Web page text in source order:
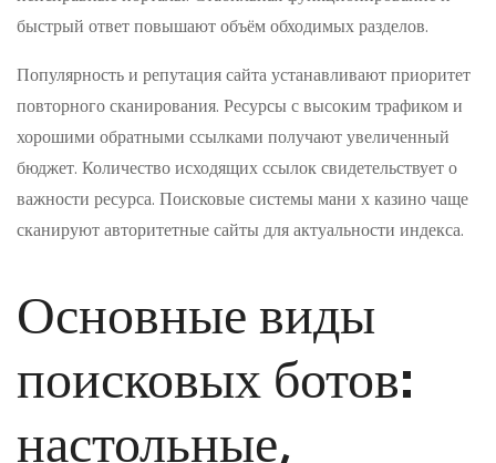
быстрый ответ повышают объём обходимых разделов.
Популярность и репутация сайта устанавливают приоритет
повторного сканирования. Ресурсы с высоким трафиком и
хорошими обратными ссылками получают увеличенный
бюджет. Количество исходящих ссылок свидетельствует о
важности ресурса. Поисковые системы мани х казино чаще
сканируют авторитетные сайты для актуальности индекса.
Основные виды
поисковых ботов:
настольные,